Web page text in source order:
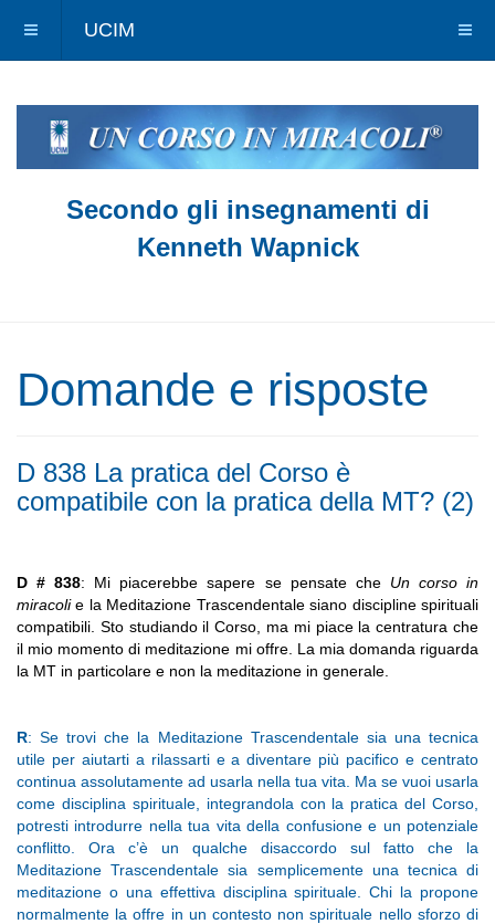
UCIM
Secondo gli insegnamenti di
Kenneth Wapnick
Domande e risposte
D 838 La pratica del Corso è
compatibile con la pratica della MT? (2)
D # 838: Mi piacerebbe sapere se pensate che Un corso in
miracolie la Meditazione Trascendentale siano discipline spirituali
compatibili. Sto studiando il Corso, ma mi piace la centratura che
il mio momento di meditazione mi offre. La mia domanda riguarda
la MT in particolare e non la meditazione in generale.
R: Se trovi che la Meditazione Trascendentale sia una tecnica
utile per aiutarti a rilassarti e a diventare più pacifico e centrato
continua assolutamente ad usarla nella tua vita. Ma se vuoi usarla
come disciplina spirituale, integrandola con la pratica del Corso,
potresti introdurre nella tua vita della confusione e un potenziale
conflitto. Ora c’è un qualche disaccordo sul fatto che la
Meditazione Trascendentale sia semplicemente una tecnica di
meditazione o una effettiva disciplina spirituale. Chi la propone
normalmente la offre in un contesto non spirituale nello sforzo di